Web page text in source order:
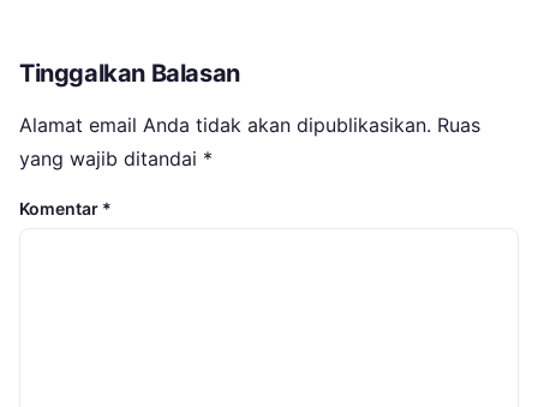
Tinggalkan Balasan
Alamat email Anda tidak akan dipublikasikan. Ruas
yang wajib ditandai *
Komentar *